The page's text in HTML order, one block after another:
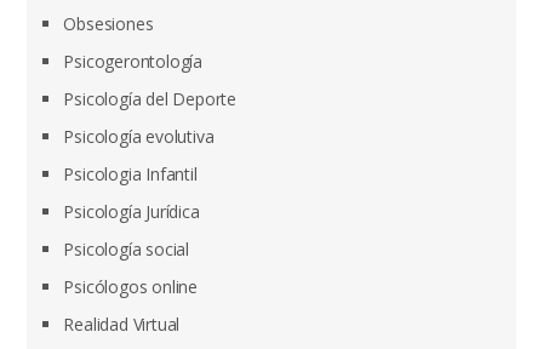
Obsesiones
Psicogerontología
Psicología del Deporte
Psicología evolutiva
Psicologia Infantil
Psicología Jurídica
Psicología social
Psicólogos online
Realidad Virtual